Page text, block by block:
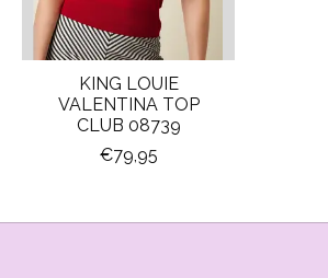
KING LOUIE
VALENTINA TOP
CLUB 08739
€79,95